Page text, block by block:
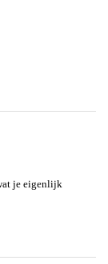
je eigenlijk